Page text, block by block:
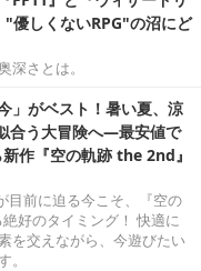
"優しくないRPG"の沼にど
深さとは。
」がベスト！暑い夏、涼
合う大冒険へ―最安値で
作『空の軌跡 the 2nd』
目前に迫る今こそ、『空の
好のタイミング！ 快適に
を交えながら、今遊びたい